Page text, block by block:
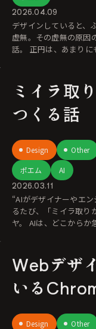
2026.04.09
デザインしていると、
虚無。その虚無の原因
話。 正円は、あまりにも、強い 例えば、ロゴのシンボルを正円の中
ミイラ取
つくる話
Design
Other
ポエム
AI
2026.03.11
“AIがデザイナーやエ
るたび、「ミイラ取り
Webデザ
いる
Design Other